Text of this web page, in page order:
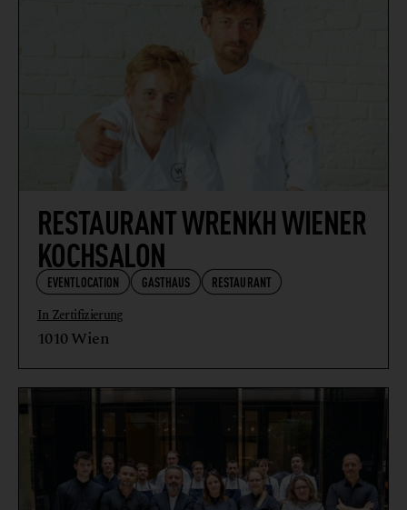
RESTAURANT WRENKH WIENER
KOCHSALON
EVENTLOCATION GASTHAUS RESTAURANT
In Zertifizierung
1010 Wien